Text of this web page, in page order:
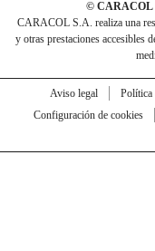
© CARACOL
CARACOL S.A. realiza una
y otras prestaciones accesibles
Aviso legal Política
Configuración de cookies